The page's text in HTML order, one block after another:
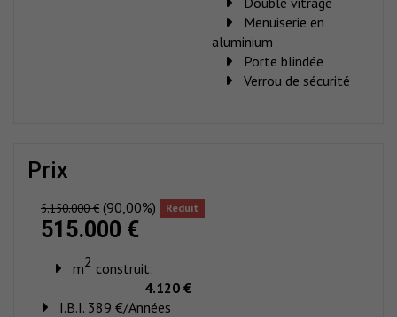
Menuiserie en
aluminium
Porte blindée
Verrou de sécurité
prix
5.150.000 € (90,00%) Réduit
515.000 €
m2 construit:
4.120 €
I.B.I. 389 €/Années